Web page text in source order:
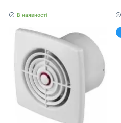
В наявності